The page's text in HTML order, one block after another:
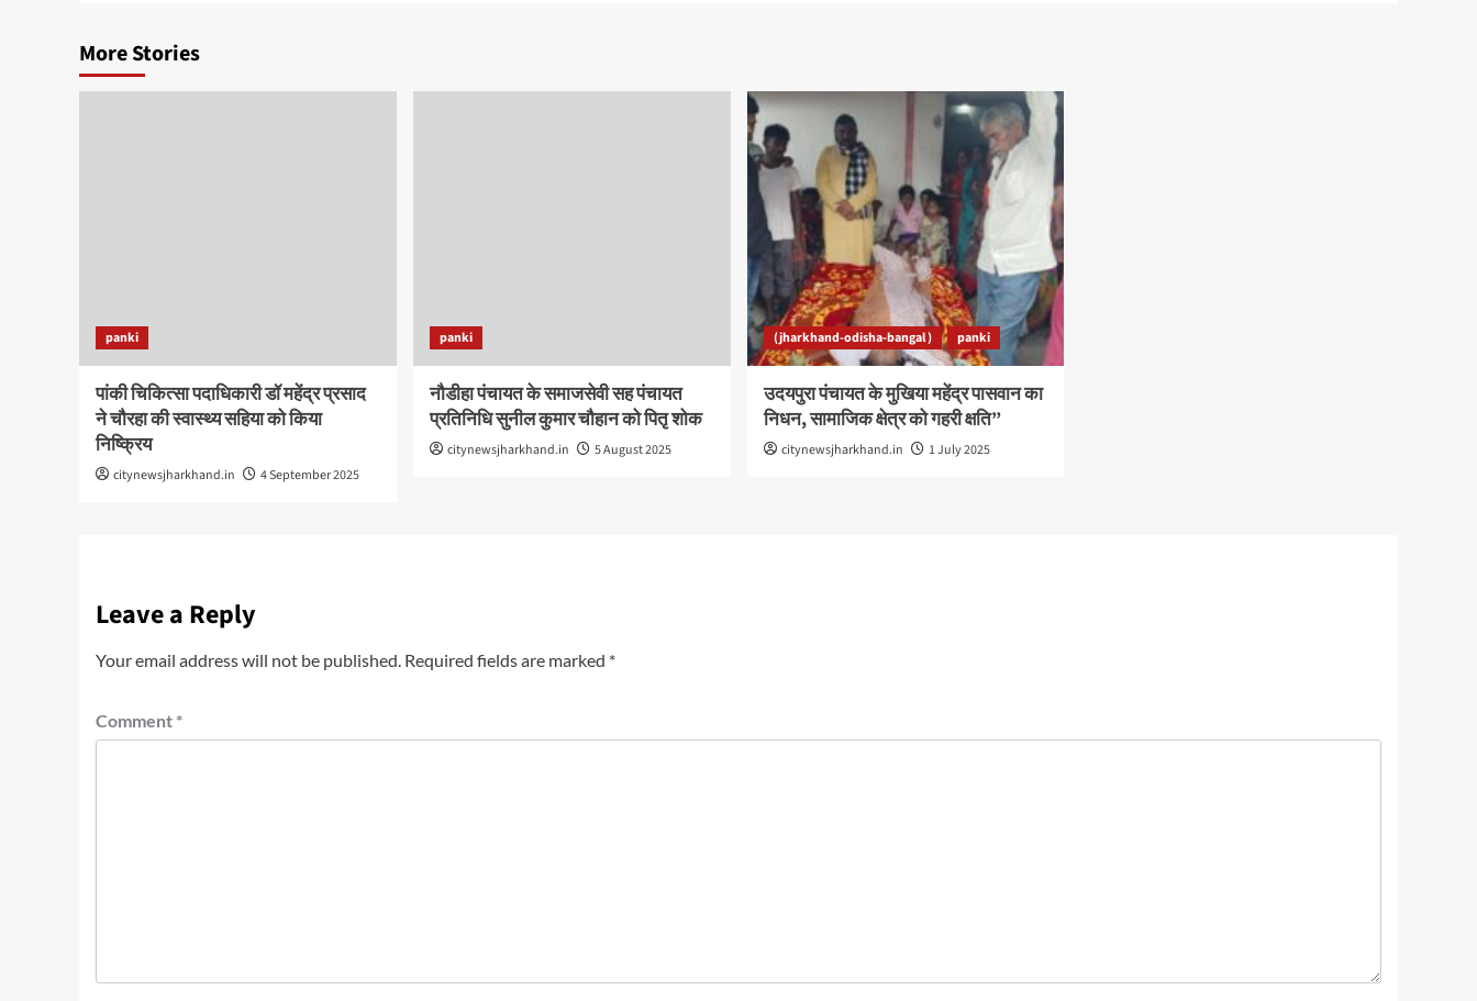
More Stories
panki
पांकी चिकित्सा पदाधिकारी डॉ महेंद्र प्रसाद
ने चौरहा की स्वास्थ्य सहिया को किया
निष्क्रिय
citynewsjharkhand.in 4 September 2025
panki
नौडीहा पंचायत के समाजसेवी सह पंचायत
प्रतिनिधि सुनील कुमार चौहान को पितृ शोक
citynewsjharkhand.in 5 August 2025
(jharkhand-odisha-bangal ) panki
उदयपुरा पंचायत के मुखिया महेंद्र पासवान का
निधन, सामाजिक क्षेत्र को गहरी क्षति”
citynewsjharkhand.in 1 July 2025
Leave a Reply
Your email address will not be published. Required fields are marked *
Comment *